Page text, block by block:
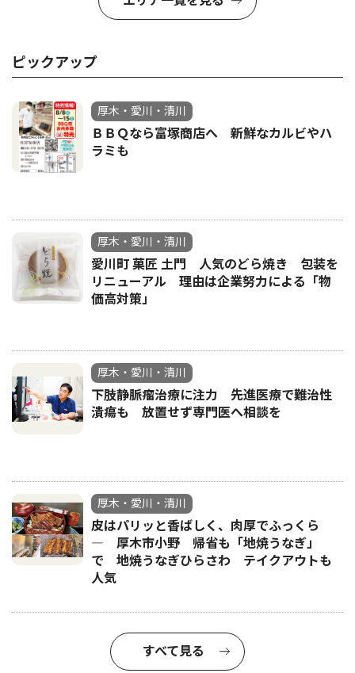
ピックアップ
厚木・愛川・清川
ＢＢＱなら富塚商店へ 新鮮なカルビやハ
ラミも
厚木・愛川・清川
愛川町 菓匠 土門 人気のどら焼き 包装を
リニューアル 理由は企業努力による「物
価高対策」
厚木・愛川・清川
下肢静脈瘤治療に注力 先進医療で難治性
潰瘍も 放置せず専門医へ相談を
厚木・愛川・清川
皮はパリッと香ばしく、肉厚でふっくら
― 厚木市小野 帰省も「地焼うなぎ」
で 地焼うなぎひらさわ テイクアウトも
人気
すべて見る